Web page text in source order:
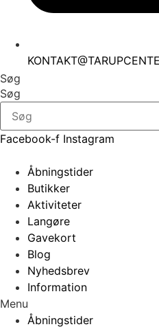
Søg
Søg
Facebook-f Instagram
Åbningstider
Butikker
Aktiviteter
Langøre
Gavekort
Blog
Nyhedsbrev
Information
Menu
Åbningstider